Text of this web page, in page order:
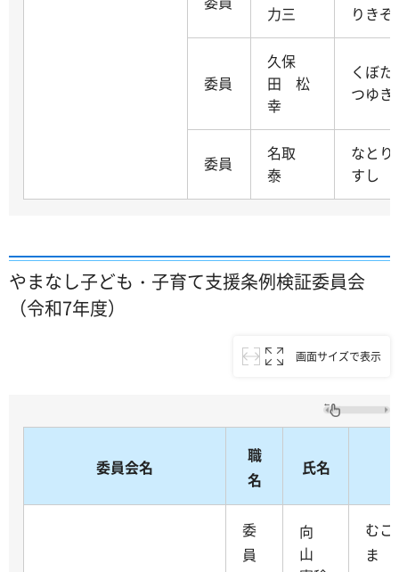
力三
りきぞ
委員
久保
田 松
幸
くぼ
つゆき
委員
名取
泰
なと
すし
やまなし子ども・子育て支援条例検証委員会
（令和7年度）
画面サイズで表示
委員会名
職
名
氏名
委
員
向
山
むこ
ま